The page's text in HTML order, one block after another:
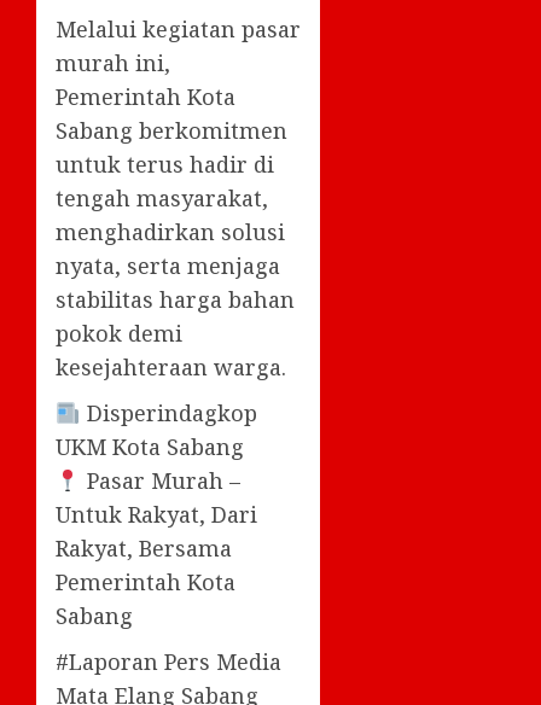
Melalui kegiatan pasar
murah ini,
Pemerintah Kota
Sabang berkomitmen
untuk terus hadir di
tengah masyarakat,
menghadirkan solusi
nyata, serta menjaga
stabilitas harga bahan
pokok demi
kesejahteraan warga.
Disperindagkop
UKM Kota Sabang
Pasar Murah –
Untuk Rakyat, Dari
Rakyat, Bersama
Pemerintah Kota
Sabang
#Laporan Pers Media
Mata Elang Sabang